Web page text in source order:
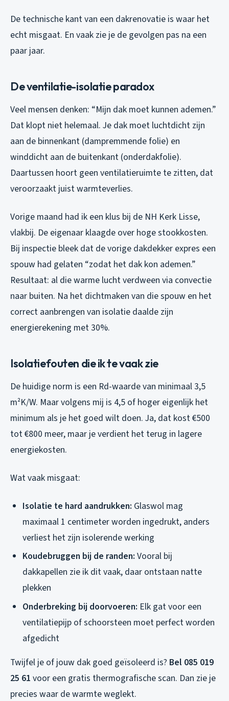
De technische kant van een dakrenovatie is waar het
echt misgaat. En vaak zie je de gevolgen pas na een
paar jaar.
De ventilatie-isolatie paradox
Veel mensen denken: “Mijn dak moet kunnen ademen.”
Dat klopt niet helemaal. Je dak moet luchtdicht zijn
aan de binnenkant (dampremmende folie) en
winddicht aan de buitenkant (onderdakfolie).
Daartussen hoort geen ventilatieruimte te zitten, dat
veroorzaakt juist warmteverlies.
Vorige maand had ik een klus bij de NH Kerk Lisse,
vlakbij. De eigenaar klaagde over hoge stookkosten.
Bij inspectie bleek dat de vorige dakdekker expres een
spouw had gelaten “zodat het dak kon ademen.”
Resultaat: al die warme lucht verdween via convectie
naar buiten. Na het dichtmaken van die spouw en het
correct aanbrengen van isolatie daalde zijn
energierekening met 30%.
Isolatiefouten die ik te vaak zie
De huidige norm is een Rd-waarde van minimaal 3,5
m²K/W. Maar volgens mij is 4,5 of hoger eigenlijk het
minimum als je het goed wilt doen. Ja, dat kost €500
tot €800 meer, maar je verdient het terug in lagere
energiekosten.
Wat vaak misgaat:
Isolatie te hard aandrukken: Glaswol mag
maximaal 1 centimeter worden ingedrukt, anders
verliest het zijn isolerende werking
Koudebruggen bij de randen: Vooral bij
dakkapellen zie ik dit vaak, daar ontstaan natte
plekken
Onderbreking bij doorvoeren: Elk gat voor een
ventilatiepijp of schoorsteen moet perfect worden
afgedicht
Twijfel je of jouw dak goed geïsoleerd is? Bel 085 019
25 61 voor een gratis thermografische scan. Dan zie je
precies waar de warmte weglekt.